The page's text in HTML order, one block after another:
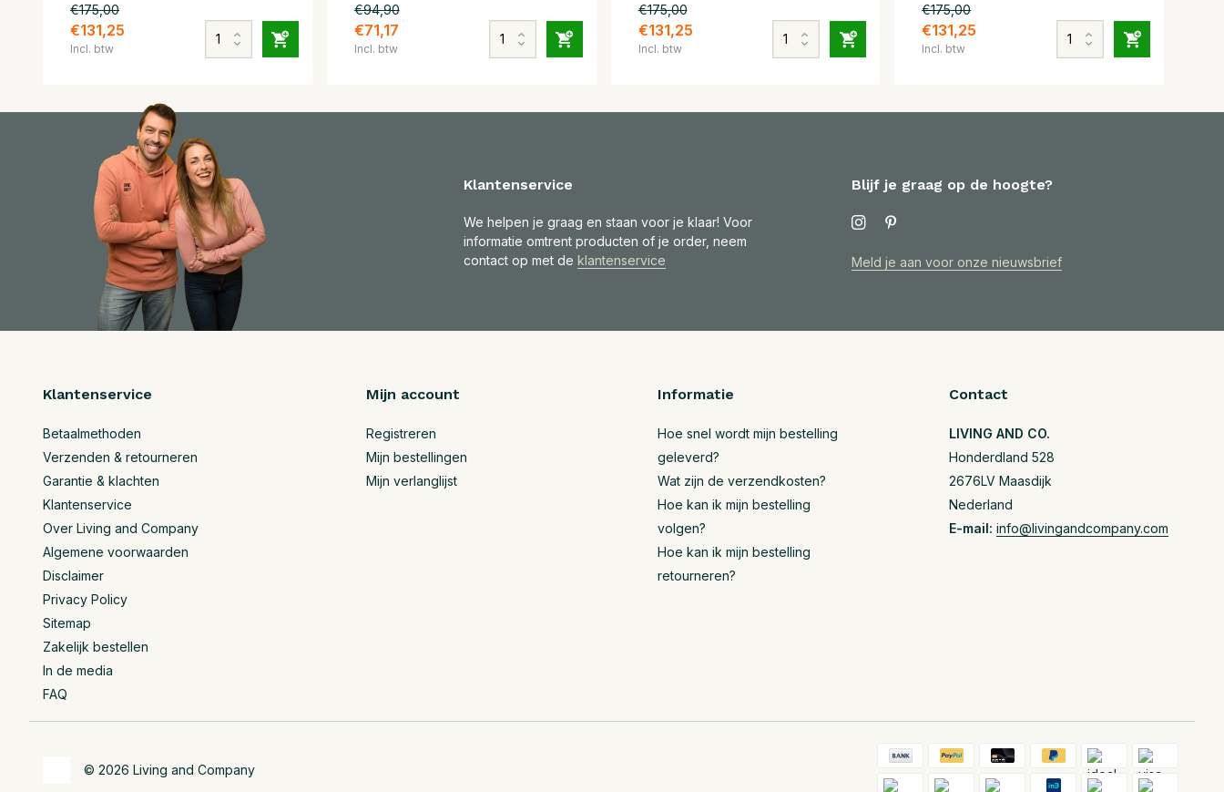
€175,00
€131,25
Incl. btw
€94,90
€71,17
Incl. btw
€175,00
€131,25
Incl. btw
€175,00
€131,25
Incl. btw
Klantenservice
We helpen je graag en staan voor je klaar! Voor
informatie omtrent producten of je order, neem
contact op met de klantenservice
Blijf je graag op de hoogte?
Meld je aan voor onze nieuwsbrief
Klantenservice
Betaalmethoden
Verzenden & retourneren
Garantie & klachten
Klantenservice
Over Living and Company
Algemene voorwaarden
Disclaimer
Privacy Policy
Sitemap
Zakelijk bestellen
In de media
FAQ
Mijn account
Registreren
Mijn bestellingen
Mijn verlanglijst
Informatie
Hoe snel wordt mijn bestelling
geleverd?
Wat zijn de verzendkosten?
Hoe kan ik mijn bestelling
volgen?
Hoe kan ik mijn bestelling
retourneren?
Contact
LIVING AND CO.
Honderdland 528
2676LV Maasdijk
Nederland
E-mail: info@livingandcompany.com
© 2026 Living and Company